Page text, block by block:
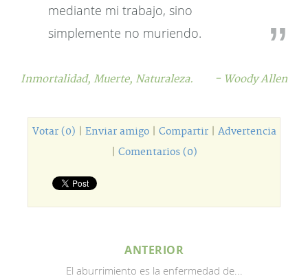
mediante mi trabajo, sino
simplemente no muriendo.
Inmortalidad, Muerte, Naturaleza. - Woody Allen
Votar (0) Enviar amigo| Compartir| Advertencia
Comentarios (0)
ANTERIOR
El aburrimiento es la enfermedad de...